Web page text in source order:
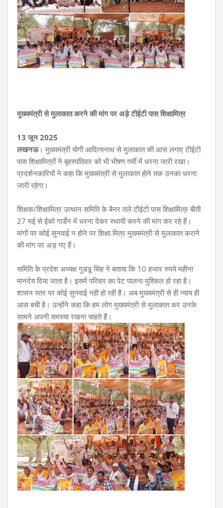
मुख्यमंत्री से मुलाकात करने की मांग पर अड़े टीईटी पास शिक्षामित्र
13 जून 2025
लखनऊ। मुख्यमंत्री योगी आदित्यनाथ से मुलाकात की आस लगाए टीईटी
पास शिक्षामित्रों ने बृहस्पतिवार को भी भीषण गर्मी में धरना जारी रखा।
प्रदर्शनकारियों ने कहा कि मुख्यमंत्री से मुलाकात होने तक उनका धरना
जारी रहेगा।
शिक्षक/शिक्षामित्र उत्थान समिति के बैनर तले टीईटी पास शिक्षामित्र बीती
27 मई से ईको गार्डेन में धरना देकर स्थायी करने की मांग कर रहे हैं।
मांगोंपर कोई सुनवाई न होने पर शिक्षा मित्र मुख्यमंत्री से मुलाकात कराने
की मांग पर अड़ गए हैं।
समिति के प्रदेश अध्यक्ष गुडडू सिंह ने बताया कि 10 हजार रुपये महीना
मानदेय दिया जाता है। इसमें परिवार का पेट पालना मुश्किल हो रहा है।
शासन स्तर पर कोई सुनवाई नही हो रही है। अब मुख्यमंत्री से ही न्याय ही
आस बची है। उन्होंने कहा कि हम लोग मुख्यमंत्री से मुलाकात कर उनके
सामने अपनी समस्या रखना चाहते हैं।